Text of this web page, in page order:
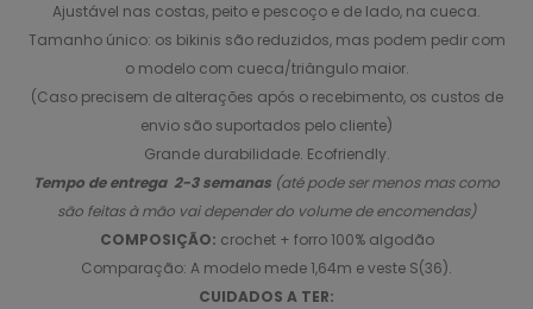
Ajustável nas costas, peito e pescoço e de lado, na cueca.
Tamanho único: os bikinis são reduzidos, mas podem pedir com
o modelo com cueca/triângulo maior.
(Caso precisem de alterações após o recebimento, os custos de
envio são suportados pelo cliente)
Grande durabilidade. Ecofriendly.
Tempo de entrega 2-3 semanas (até pode ser menos mas como
são feitas à mão vai depender do volume de encomendas)
COMPOSIÇÃO: crochet + forro 100% algodão
Comparação: A modelo mede 1,64m e veste S(36).
CUIDADOS A TER: